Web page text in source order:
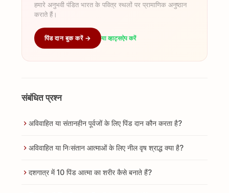
हमारे अनुभवी पंडित भारत के पवित्र स्थलों पर प्रामाणिक अनुष्ठान
कराते हैं।
पिंड दान बुक करें → या व्हाट्सऐप करें
संबंधित प्रश्न
अविवाहित या संतानहीन पूर्वजों के लिए पिंड दान कौन करता है?
अविवाहित या निःसंतान आत्माओं के लिए नील वृष श्राद्ध क्या है?
दशगात्र में 10 पिंड आत्मा का शरीर कैसे बनाते हैं?